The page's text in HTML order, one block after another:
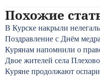
Похожие
В Курске накрыли
Поздравление с Днём
Курянам напомнили о
Двое жителей села
Куряне продолжают